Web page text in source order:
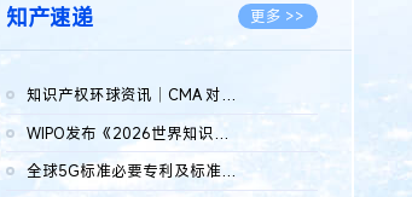
知产速递 更多 >>
知识产权环球资讯｜CMA 对微软发起调查；批量搬运二手平台数据构...
WIPO发布《2026世界知识产权报告》 含报告全文
全球5G标准必要专利及标准提案研究报告（2026年）全文发布